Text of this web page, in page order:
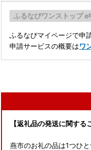
ふるなびワンストップ e
ふるなびマイページで申
申請サービスの概要はワ
【返礼品の発送に関する
燕市のお礼の品は1つひ